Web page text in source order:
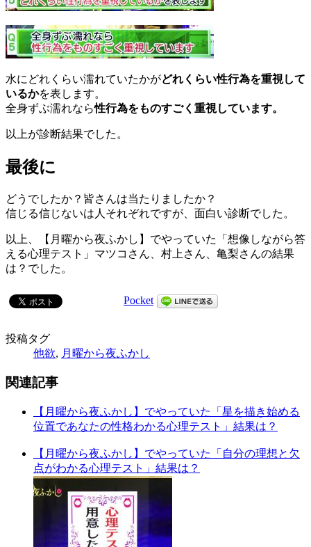
水にどれくらい濡れていたかがどれくらい性行為を重視して
いるかを表します。
全身ずぶ濡れなら性行為をものすごく重視しています。
以上が診断結果でした。
最後に
どうでしたか？皆さんは当たりましたか？
信じる信じないは人それぞれですが、面白い診断でした。
以上、【月曜から夜ふかし】でやっていた「想像しながら答
える心理テスト」マツコさん、村上さん、亀梨さんの結果
は？でした。
Pocket
投稿タグ
他欲, 月曜から夜ふかし
関連記事
【月曜から夜ふかし】でやっていた「星を描き始める
位置であなたの性格わかる心理テスト」結果は？
【月曜から夜ふかし】でやっていた「自分の理想と欠
点がわかる心理テスト」結果は？